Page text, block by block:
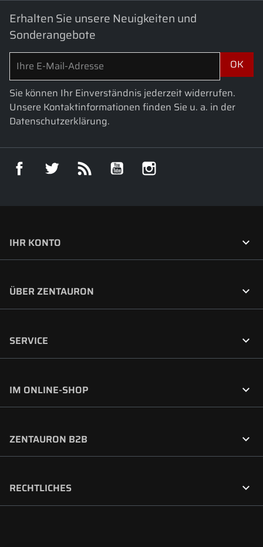
Erhalten Sie unsere Neuigkeiten und
Sonderangebote
Sie können Ihr Einverständnis jederzeit widerrufen.
Unsere Kontaktinformationen finden Sie u. a. in der
Datenschutzerklärung.
Facebook Twitter RSS YouTube
IHR KONTO 
ÜBER ZENTAURON 
SERVICE 
IM ONLINE-SHOP 
ZENTAURON B2B 
RECHTLICHES 